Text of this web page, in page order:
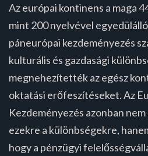
Az európai kontinens a maga
mint 200 nyelvével
páneurópai kezdeményezés
kulturális és gazdasági
megnehezítették az egész
oktatási erőfeszítéseket. Az
Kezdeményezés azonban
ezekre a különbségekre,
hogy a pénzügyi